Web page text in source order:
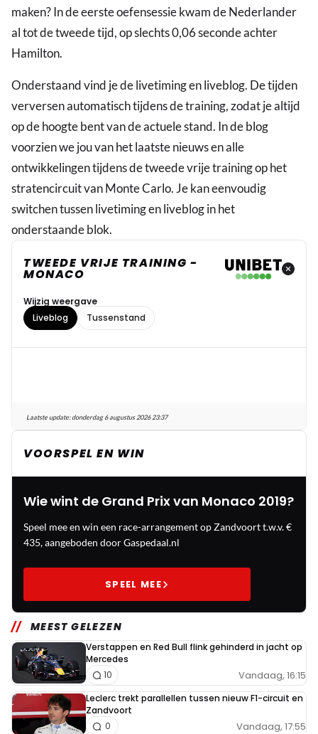
maken? In de eerste oefensessie kwam de Nederlander
al tot de tweede tijd, op slechts 0,06 seconde achter
Hamilton.
Onderstaand vind je de livetiming en liveblog. De tijden
verversen automatisch tijdens de training, zodat je altijd
op de hoogte bent van de actuele stand. In de blog
voorzien we jou van het laatste nieuws en alle
ontwikkelingen tijdens de tweede vrije training op het
stratencircuit van Monte Carlo. Je kan eenvoudig
switchen tussen livetiming en liveblog in het
onderstaande blok.
TWEEDE VRIJE TRAINING -
MONACO
Wijzig weergave
Liveblog
Tussenstand
Laatste update:donderdag 6 augustus 2026 23:37
VOORSPEL EN WIN
Wie wint de Grand Prix van Monaco 2019?
Speel mee en win een race-arrangement op Zandvoort t.w.v. €
435, aangeboden door Gaspedaal.nl
SPEEL MEE
MEEST GELEZEN
Verstappen en Red Bull flink gehinderd in jacht op
Mercedes
Vandaag, 16:15
10
Leclerc trekt parallellen tussen nieuw F1-circuit en
Zandvoort
Vandaag, 17:55
0